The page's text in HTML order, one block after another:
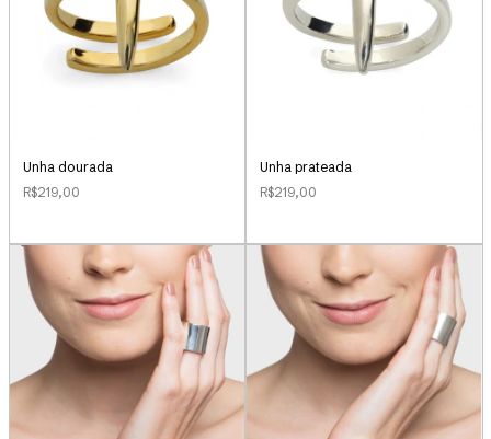
Unha dourada
R$219,00
Unha prateada
R$219,00